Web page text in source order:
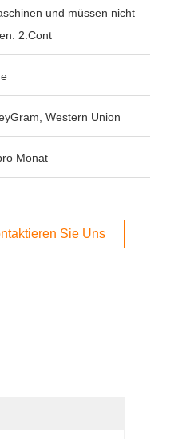
und müssen nicht
2.Cont
Western Union
Monat
Sie Uns